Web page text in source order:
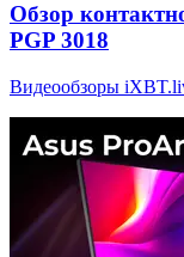
Обзор
PGP 3018
Видеообзоры